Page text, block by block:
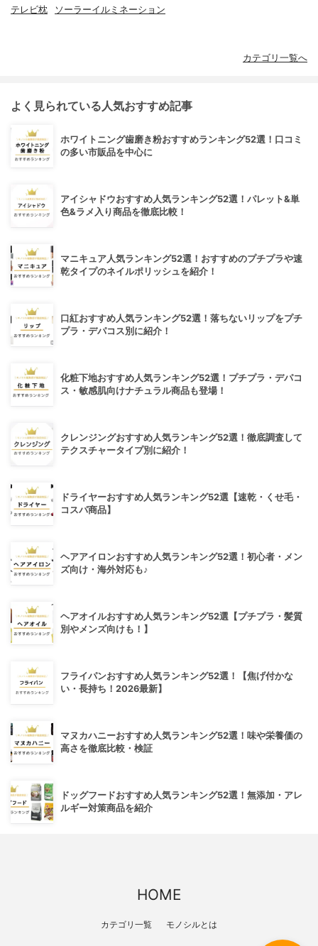
テレビ枕 ソーラーイルミネーション
カテゴリ一覧へ
よく見られている人気おすすめ記事
ホワイトニング歯磨き粉おすすめランキング52選！口コミ
の多い市販品を中心に
アイシャドウおすすめ人気ランキング52選！パレット&単
色&ラメ入り商品を徹底比較！
マニキュア人気ランキング52選！おすすめのプチプラや速
乾タイプのネイルポリッシュを紹介！
口紅おすすめ人気ランキング52選！落ちないリップをプチ
プラ・デパコス別に紹介！
化粧下地おすすめ人気ランキング52選！プチプラ・デパコ
ス・敏感肌向けナチュラル商品も登場！
クレンジングおすすめ人気ランキング52選！徹底調査して
テクスチャータイプ別に紹介！
ドライヤーおすすめ人気ランキング52選【速乾・くせ毛・
コスパ商品】
ヘアアイロンおすすめ人気ランキング52選！初心者・メン
ズ向け・海外対応も♪
ヘアオイルおすすめ人気ランキング52選【プチプラ・髪質
別やメンズ向けも！】
フライパンおすすめ人気ランキング52選！【焦げ付かな
い・長持ち！2026最新】
マヌカハニーおすすめ人気ランキング52選！味や栄養価の
高さを徹底比較・検証
ドッグフードおすすめ人気ランキング52選！無添加・アレ
ルギー対策商品を紹介
HOME
カテゴリ一覧 モノシルとは